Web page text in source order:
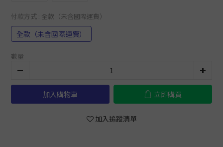
付款方式 : 全款（未含國際運費）
全款（未含國際運費）
數量
加入購物車 立即購買
加入追蹤清單